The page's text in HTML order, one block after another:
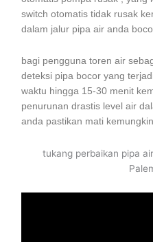
switch otomatis tidak rusak
dalam jalur pipa air anda
bagi pengguna toren air
deteksi pipa bocor yang
waktu hingga 15-30 menit
penurunan drastis level air
anda pastikan mati
tukang perbaikan pipa